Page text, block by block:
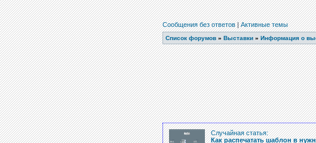
Сообщения без ответов|Активные темы
Список форумов » Выставки » Информация о
Случайная статья:
Как распечатать шаблон в